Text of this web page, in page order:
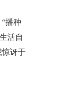
播种
活自
惊讶于